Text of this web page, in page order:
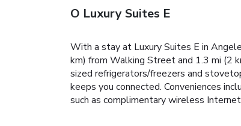
O Luxury Suites E
With a stay at Luxury Suites E in
km) from Walking Street and 1.3 mi (2
sized refrigerators/freezers and
keeps you connected. Conveniences
such as complimentary wireless